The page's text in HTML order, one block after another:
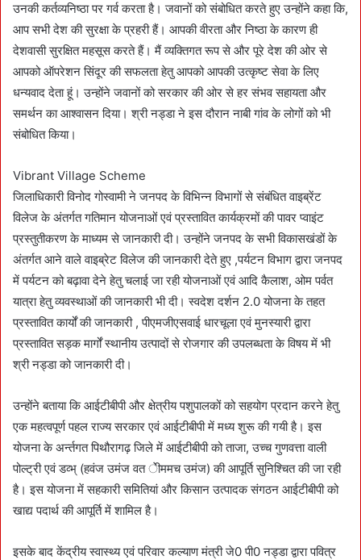
उनकी कर्तव्यनिष्ठा पर गर्व करता है। जवानों को संबोधित करते हुए उन्होंने कहा कि,
आप सभी देश की सुरक्षा के प्रहरी हैं। आपकी वीरता और निष्ठा के कारण ही
देशवासी सुरक्षित महसूस करते हैं। मैं व्यक्तिगत रूप से और पूरे देश की ओर से
आपको ऑपरेशन सिंदूर की सफलता हेतु आपको आपकी उत्कृष्ट सेवा के लिए
धन्यवाद देता हूं। उन्होंने जवानों को सरकार की ओर से हर संभव सहायता और
समर्थन का आश्वासन दिया। श्री नड्डा ने इस दौरान नाबी गांव के लोगों को भी
संबोधित किया।
Vibrant Village Scheme
जिलाधिकारी विनोद गोस्वामी ने जनपद के विभिन्न विभागों से संबंधित वाइब्रेंट
विलेज के अंतर्गत गतिमान योजनाओं एवं प्रस्तावित कार्यक्रमों की पावर प्वाइंट
प्रस्तुतीकरण के माध्यम से जानकारी दी। उन्होंने जनपद के सभी विकासखंडों के
अंतर्गत आने वाले वाइब्रेट विलेज की जानकारी देते हुए ,पर्यटन विभाग द्वारा जनपद
में पर्यटन को बढ़ावा देने हेतु चलाई जा रही योजनाओं एवं आदि कैलाश, ओम पर्वत
यात्रा हेतु व्यवस्थाओं की जानकारी भी दी। स्वदेश दर्शन 2.0 योजना के तहत
प्रस्तावित कार्यों की जानकारी , पीएमजीएसवाई धारचूला एवं मुनस्यारी द्वारा
प्रस्तावित सड़क मार्गों स्थानीय उत्पादों से रोजगार की उपलब्धता के विषय में भी
श्री नड्डा को जानकारी दी।
उन्होंने बताया कि आईटीबीपी और क्षेत्रीय पशुपालकों को सहयोग प्रदान करने हेतु
एक महत्वपूर्ण पहल राज्य सरकार एवं आईटीबीपी में मध्य शुरू की गयी है। इस
योजना के अर्न्तगत पिथौरागढ़ जिले में आईटीबीपी को ताजा, उच्च गुणवत्ता वाली
पोल्ट्री एवं डव्भ् (हवंज उमंज वत ेीममच उमंज) की आपूर्ति सुनिश्चित की जा रही
है। इस योजना में सहकारी समितियां और किसान उत्पादक संगठन आईटीबीपी को
खाद्य पदार्थ की आपूर्ति में शामिल है।
इसके बाद केंद्रीय स्वास्थ्य एवं परिवार कल्याण मंत्री जे0 पी0 नड्डा द्वारा पवित्र